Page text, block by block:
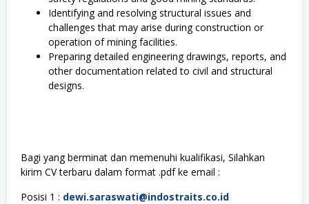
Identifying and resolving structural issues and
challenges that may arise during construction or
operation of mining facilities.
Preparing detailed engineering drawings, reports, and
other documentation related to civil and structural
designs.
Bagi yang berminat dan memenuhi kualifikasi, Silahkan
kirim CV terbaru dalam format .pdf ke email :
Posisi 1 : dewi.saraswati@indostraits.co.id